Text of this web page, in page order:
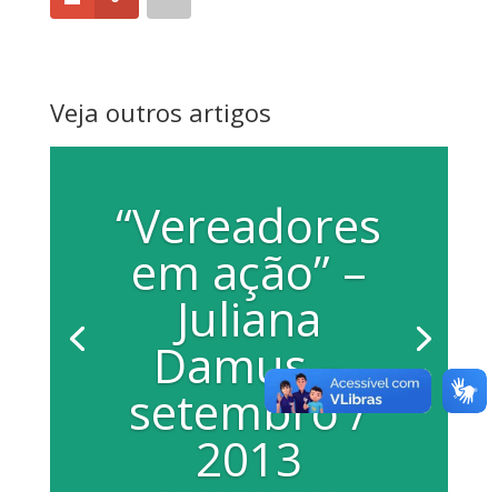
Veja outros artigos
“Vereadores
em ação” –
Juliana
Damus –
setembro /
2013